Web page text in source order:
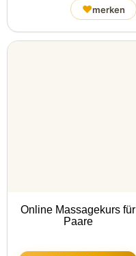
♥merken
Online Massagekurs für
Paare